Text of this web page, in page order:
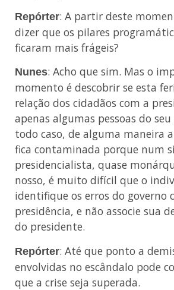
Repórter: A partir deste
dizer que os pilares
ficaram mais frágeis?
Nunes: Acho que sim. Mas o
momento é descobrir se esta
relação dos cidadãos com a
apenas algumas pessoas do
todo caso, de alguma maneira
fica contaminada porque num
presidencialista, quase
nosso, é muito difícil que o
identifique os erros do governo
presidência, e não associe sua
do presidente.
Repórter: Até que ponto a
envolvidas no escândalo pode
que a crise seja superada.